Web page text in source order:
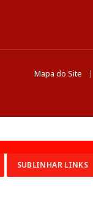
Mapa do Site
SUBLINHAR LINKS